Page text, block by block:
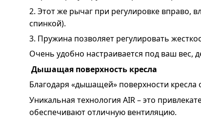
2. Этот же рычаг при регулировке вправо,
спинкой).
3. Пружина позволяет регулировать
Очень удобно настраивается под ваш вес,
Дышащая поверхность кресла
Благодаря «дышащей» поверхности кресла
Уникальная технология AIR – это
обеспечивают отличную вентиляцию.